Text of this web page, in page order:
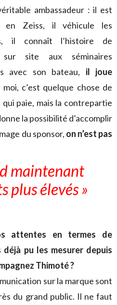
ambassadeur : il est
Zeiss, il véhicule les
il connaît l’histoire de
site aux séminaires
avec son bateau, il joue
c’est quelque chose de
paie, mais la contrepartie
la possibilité d’accomplir
du sponsor, on n’est pas
maintenant
plus élevés »
attentes en termes de
pu les mesurer depuis
Thimoté ?
sur la marque sont
du grand public. Il ne faut